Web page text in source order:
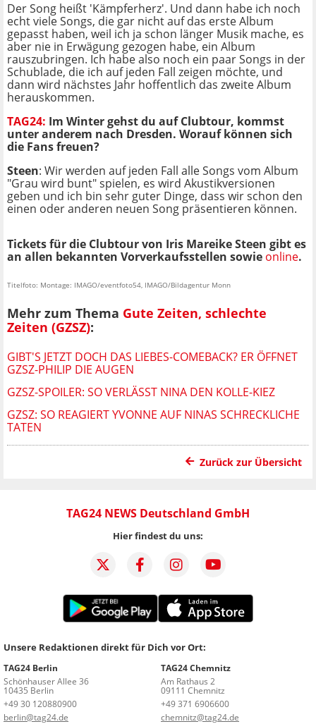
Der Song heißt 'Kämpferherz'. Und dann habe ich noch
echt viele Songs, die gar nicht auf das erste Album
gepasst haben, weil ich ja schon länger Musik mache, es
aber nie in Erwägung gezogen habe, ein Album
rauszubringen. Ich habe also noch ein paar Songs in der
Schublade, die ich auf jeden Fall zeigen möchte, und
dann wird nächstes Jahr hoffentlich das zweite Album
herauskommen.
TAG24: Im Winter gehst du auf Clubtour, kommst
unter anderem nach Dresden. Worauf können sich
die Fans freuen?
Steen: Wir werden auf jeden Fall alle Songs vom Album
"Grau wird bunt" spielen, es wird Akustikversionen
geben und ich bin sehr guter Dinge, dass wir schon den
einen oder anderen neuen Song präsentieren können.
Tickets für die Clubtour von Iris Mareike Steen gibt es
an allen bekannten Vorverkaufsstellen sowie online.
Titelfoto: Montage: IMAGO/eventfoto54, IMAGO/Bildagentur Monn
Mehr zum Thema Gute Zeiten, schlechte
Zeiten (GZSZ):
GIBT'S JETZT DOCH DAS LIEBES-COMEBACK? ER ÖFFNET
GZSZ-PHILIP DIE AUGEN
GZSZ-SPOILER: SO VERLÄSST NINA DEN KOLLE-KIEZ
GZSZ: SO REAGIERT YVONNE AUF NINAS SCHRECKLICHE
TATEN
Zurück zur Übersicht
TAG24 NEWS Deutschland GmbH
Hier findest du uns:
Unsere Redaktionen direkt für Dich vor Ort:
TAG24 Berlin
Schönhauser Allee 36
10435 Berlin
+49 30 120880900
berlin@tag24.de
TAG24 Chemnitz
Am Rathaus 2
09111 Chemnitz
+49 371 6906600
chemnitz@tag24.de